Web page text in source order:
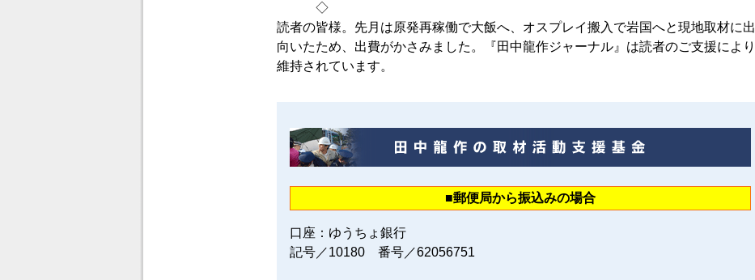
◇
読者の皆様。先月は原発再稼働で大飯へ、オスプレイ搬入で岩国へと現地取材に出
向いたため、出費がかさみました。『田中龍作ジャーナル』は読者のご支援により
維持されています。
■郵便局から振込みの場合
口座：ゆうちょ銀行
記号／10180 番号／62056751